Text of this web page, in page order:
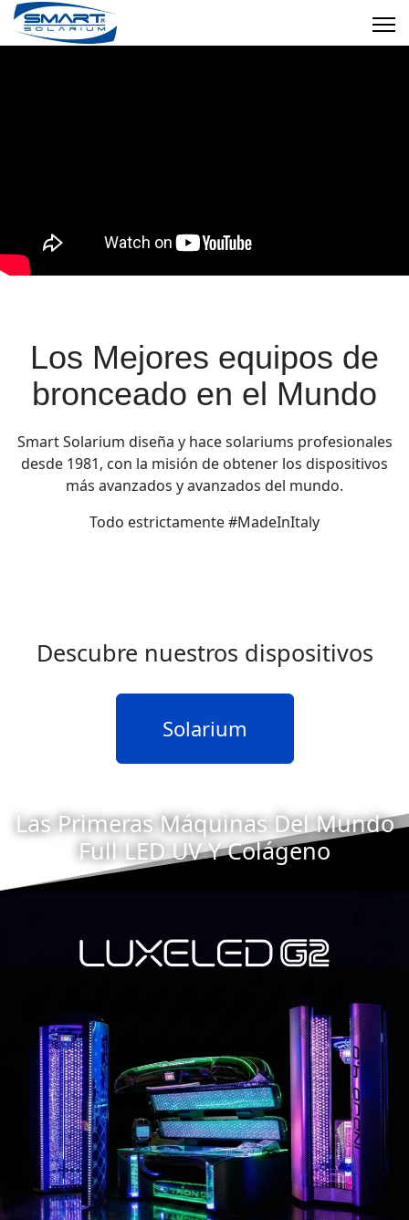
Los Mejores equipos de
bronceado en el Mundo
Smart Solarium diseña y hace solariums profesionales
desde 1981, con la misión de obtener los dispositivos
más avanzados y avanzados del mundo.
Todo estrictamente #MadeInItaly
Descubre nuestros dispositivos
Solarium
Las Primeras Máquinas Del Mundo
Full LED UV Y Colágeno